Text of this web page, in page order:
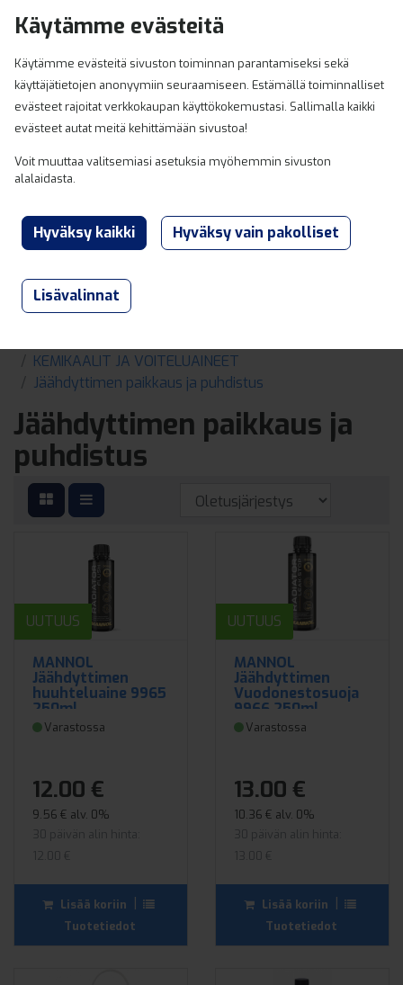
Käytämme evästeitä
Käytämme evästeitä sivuston toiminnan parantamiseksi sekä
käyttäjätietojen anonyymiin seuraamiseen. Estämällä toiminnalliset
evästeet rajoitat verkkokaupan käyttökokemustasi. Sallimalla kaikki
evästeet autat meitä kehittämään sivustoa!
Voit muuttaa valitsemiasi asetuksia myöhemmin sivuston
alalaidasta.
Lisävalinnat
KEMIKAALIT JA VOITELUAINEET
Jäähdyttimen paikkaus ja puhdistus
Jäähdyttimen paikkaus ja
puhdistus
UUTUUS
MANNOL
Jäähdyttimen
huuhteluaine 9965
250ml
Varastossa
12.00 €
9.56 € alv. 0%
30 päivän alin hinta:
12.00 €
Lisää koriin
Tuotetiedot
UUTUUS
MANNOL
Jäähdyttimen
Vuodonestosuoja
9966 250ml
Varastossa
13.00 €
10.36 € alv. 0%
30 päivän alin hinta:
13.00 €
Lisää koriin
Tuotetiedot